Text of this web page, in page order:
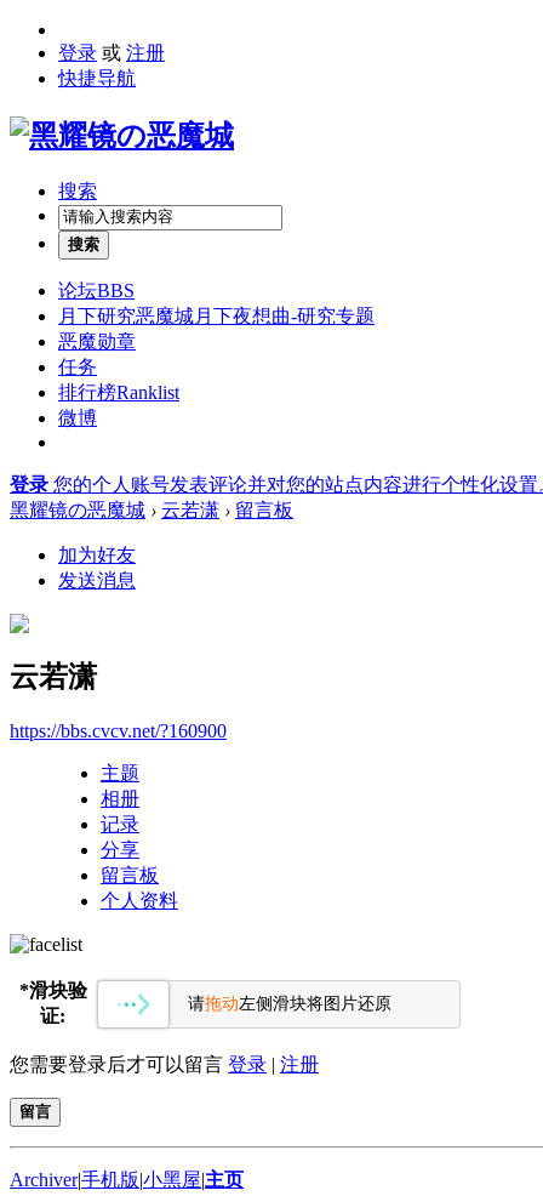
登录 或 注册
快捷导航
搜索
搜索
论坛BBS
月下研究恶魔城月下夜想曲-研究专题
恶魔勋章
任务
排行榜Ranklist
微博
登录 您的个人账号发表评论并对您的站点内容进行个性化设置
黑耀镜の恶魔城 › 云若潇 › 留言板
加为好友
发送消息
云若潇
https://bbs.cvcv.net/?160900
主题
相册
记录
分享
留言板
个人资料
*滑块验
证:
请拖动左侧滑块将图片还原
您需要登录后才可以留言 登录 | 注册
留言
Archiver|手机版|小黑屋|主页